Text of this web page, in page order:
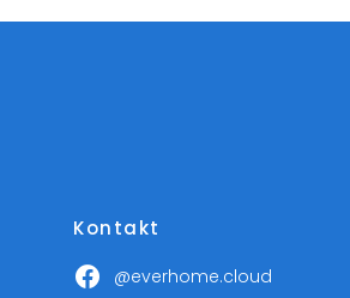
Kontakt
@everhome.cloud